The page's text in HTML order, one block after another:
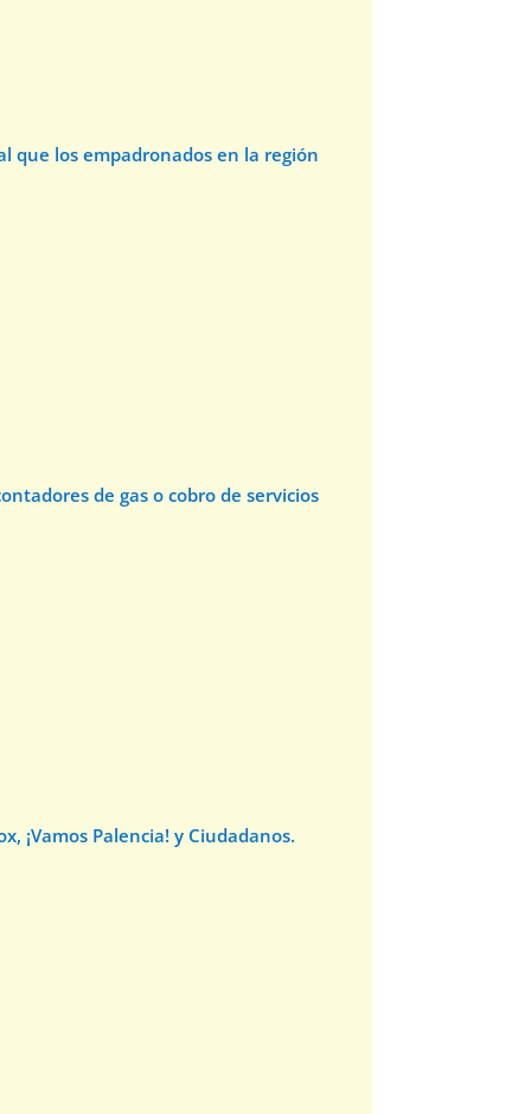
que los empadronados en la región
de gas o cobro de servicios
¡Vamos Palencia! y Ciudadanos.